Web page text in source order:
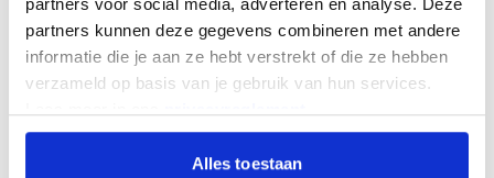
partners voor social media, adverteren en analyse. Deze
partners kunnen deze gegevens combineren met andere
informatie die je aan ze hebt verstrekt of die ze hebben
verzameld op basis van je gebruik van hun services.
Alles toestaan